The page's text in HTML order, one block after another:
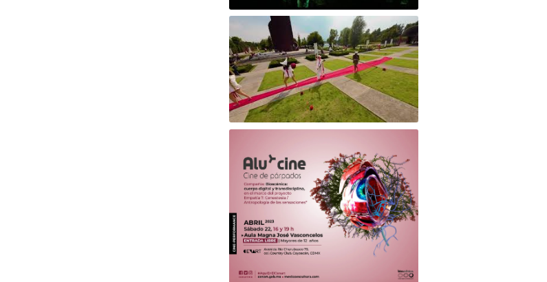
Alu*Cine/ Cine de párpados - Museo
Nacional de las Culturas del Mundo
ORIGÉNESIS- Museo Chinampaxóchitl